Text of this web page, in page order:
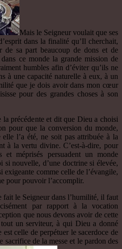
Mais le Seigneur voulait que ses
dans la finalité qu’Il cherchait,
de sa part beaucoup de dons et de
ce monde la grande mission de
humbles afin d’éviter qu’ils ne
à une capacité naturelle à eux, à un
que je dois avoir dans mon cœur
pour des grandes choses à son
la précédente et dit que Dieu a choisi
pour que la conversion du monde,
l’a été, ne soit pas attribuée à la
à la vertu divine. C’est-à-dire, pour
et méprisés persuadent un monde
si nouvelle, d’une doctrine si élevée,
exigeante comme celle de l’évangile,
pour pouvoir l’accomplir.
fait le Seigneur dans l’humilité, il faut
par rapport à la vocation
que nous devons avoir de cette
un serviteur, à qui Dieu a donné
celle de perpétuer le sacerdoce de
sacrifice de la messe et le pardon des